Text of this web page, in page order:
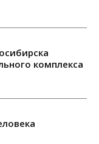
комплекса